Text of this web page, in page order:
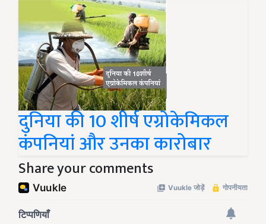
दुनिया की 10 शीर्ष एग्रोकेमिकल
कंपनियां और उनका कारोबार
Share your comments